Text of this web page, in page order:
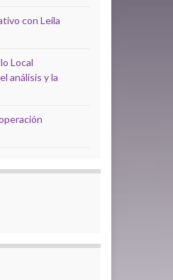
con Leila
Local
análisis y la